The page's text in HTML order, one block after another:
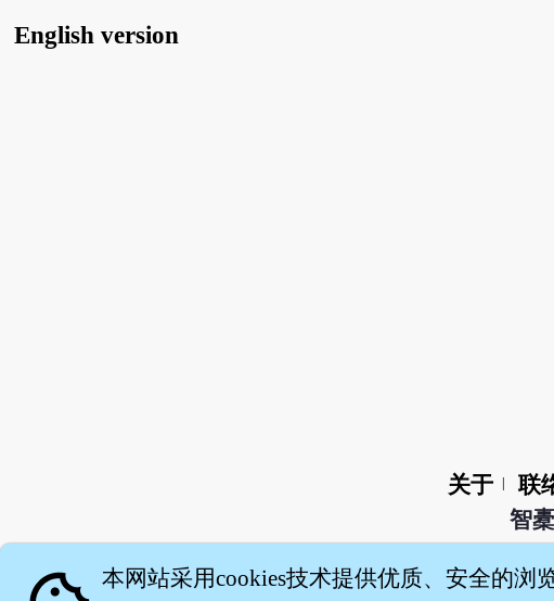
English version
关于 联
智
本网站采用cookies技术提供优质、安全的浏